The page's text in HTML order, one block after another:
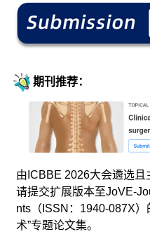
期刊推荐：
由ICBBE 2026大会遴选
请提交扩展版本至JoVE-
nts（ISSN：1940-087X）
术”专题论文集。